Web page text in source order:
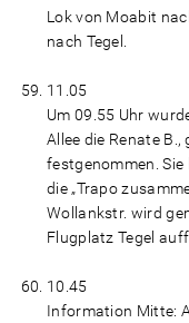
Lok von Moabit
nach Tegel.
11.05
Um 09.55 Uhr
Allee die Renate
festgenommen.
die „Trapo
Wollankstr. wird
Flugplatz Tegel
10.45
Information Mitte: